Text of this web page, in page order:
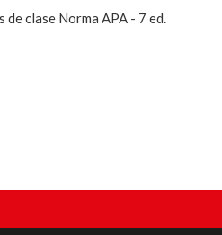
clase Norma APA - 7 ed.